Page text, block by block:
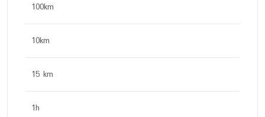
100km
10km
15 km
1h